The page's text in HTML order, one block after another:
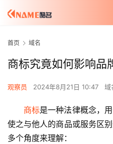
首页 域名
商标究竟如何影响品
观察员 2024年8月21日 10:47 域
商标是一种法律概念，
使之与他人的商品或服务区
多个角度来理解：